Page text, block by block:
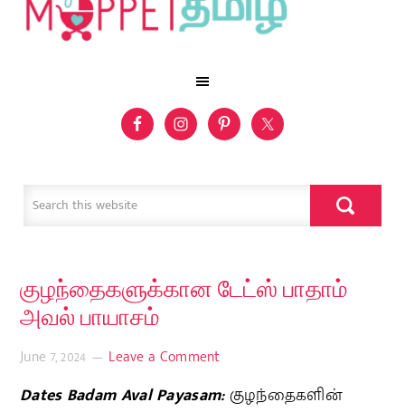
குழந்தைகளுக்கான டேட்ஸ் பாதாம்
அவல் பாயாசம்
June 7, 2024 Leave a Comment
Dates Badam Aval Payasam:குழந்தைகளின்